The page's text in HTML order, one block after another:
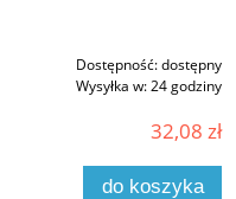
Dostępność:dostępny
Wysyłka w:24 godziny
32,08 zł
do koszyka